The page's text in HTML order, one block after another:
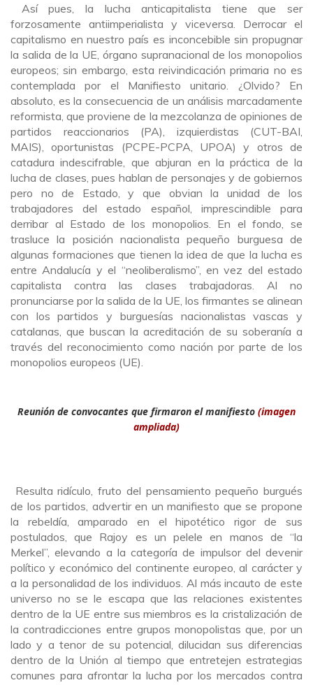
Así pues, la lucha anticapitalista tiene que ser
forzosamente antiimperialista y viceversa. Derrocar el
capitalismo en nuestro país es inconcebible sin propugnar
la salida de la UE, órgano supranacional de los monopolios
europeos; sin embargo, esta reivindicación primaria no es
contemplada por el Manifiesto unitario. ¿Olvido? En
absoluto, es la consecuencia de un análisis marcadamente
reformista, que proviene de la mezcolanza de opiniones de
partidos reaccionarios (PA), izquierdistas (CUT-BAI,
MAIS), oportunistas (PCPE-PCPA, UPOA) y otros de
catadura indescifrable, que abjuran en la práctica de la
lucha de clases, pues hablan de personajes y de gobiernos
pero no de Estado, y que obvian la unidad de los
trabajadores del estado español, imprescindible para
derribar al Estado de los monopolios. En el fondo, se
trasluce la posición nacionalista pequeño burguesa de
algunas formaciones que tienen la idea de que la lucha es
entre Andalucía y el “neoliberalismo”, en vez del estado
capitalista contra las clases trabajadoras. Al no
pronunciarse por la salida de la UE, los firmantes se alinean
con los partidos y burguesías nacionalistas vascas y
catalanas, que buscan la acreditación de su soberanía a
través del reconocimiento como nación por parte de los
monopolios europeos (UE).
Reunión de convocantes que firmaron el manifiesto (imagen
ampliada)
Resulta ridículo, fruto del pensamiento pequeño burgués
de los partidos, advertir en un manifiesto que se propone
la rebeldía, amparado en el hipotético rigor de sus
postulados, que Rajoy es un pelele en manos de “la
Merkel”, elevando a la categoría de impulsor del devenir
político y económico del continente europeo, al carácter y
a la personalidad de los individuos. Al más incauto de este
universo no se le escapa que las relaciones existentes
dentro de la UE entre sus miembros es la cristalización de
la contradicciones entre grupos monopolistas que, por un
lado y a tenor de su potencial, dilucidan sus diferencias
dentro de la Unión al tiempo que entretejen estrategias
comunes para afrontar la lucha por los mercados contra